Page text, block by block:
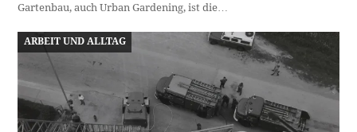
Gartenbau, auch Urban Gardening, ist die…
ARBEIT UND ALLTAG